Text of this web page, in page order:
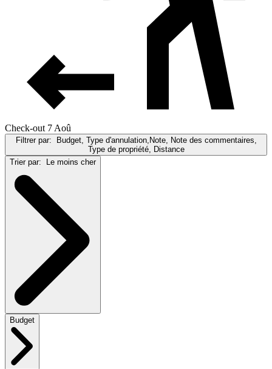
Check-out 7 Aoû
Filtrer par: Budget, Type d'annulation,Note, Note des commentaires,
Type de propriété, Distance
Trier par: Le moins cher
Budget